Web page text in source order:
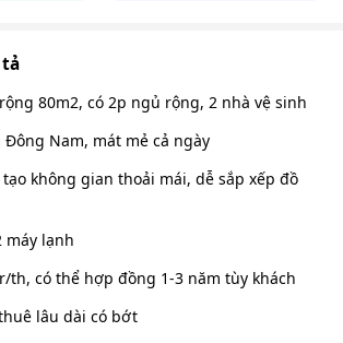
80m2, có 2p ngủ rộng, 2 nhà vệ sinh
Nam, mát mẻ cả ngày
không gian thoải mái, dễ sắp xếp đồ
máy lạnh
th, có thể hợp đồng 1-3 năm tùy khách
lâu dài có bớt